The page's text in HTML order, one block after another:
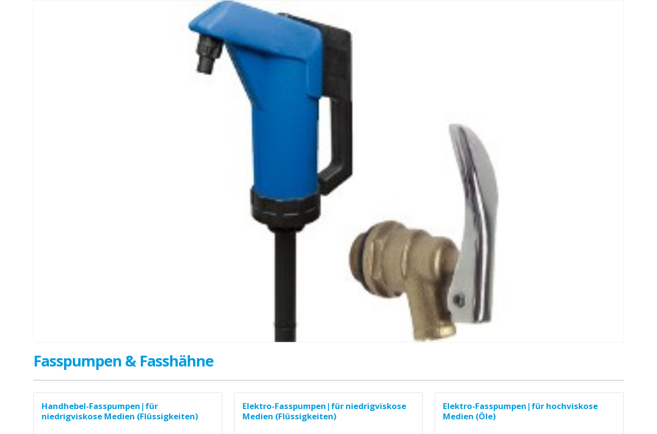
Fasspumpen & Fasshähne
Handhebel-Fasspumpen|für
niedrigviskose Medien (Flüssigkeiten)
Elektro-Fasspumpen|für niedrigviskose
Medien (Flüssigkeiten)
Elektro-Fasspumpen|für hochviskose
Medien (Öle)